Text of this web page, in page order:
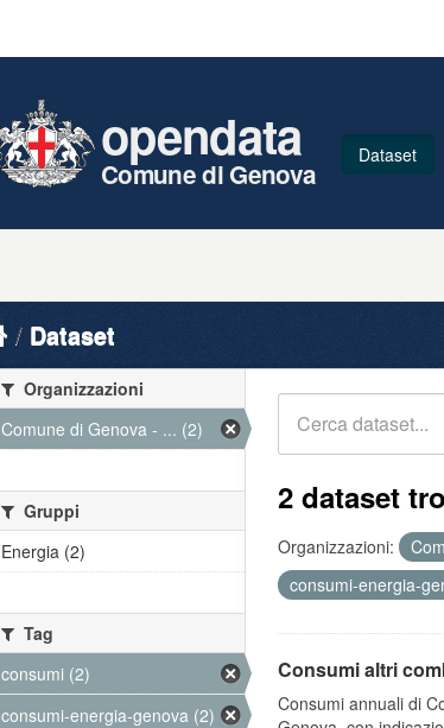
opendata
Comune di Genova
Dataset
Dataset
2 dataset
Organizzazioni:
consumi-energia-
Consumi altri
Consumi annuali di
Organizzazioni
Comune di Genova - ... (2)
Gruppi
Energia (2)
Tag
consumi (2)
consumi-energia-genova (2)